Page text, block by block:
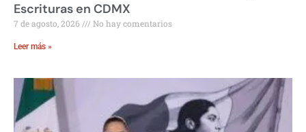
Escrituras en CDMX
7 de agosto, 2026 No hay comentarios
Leer más »